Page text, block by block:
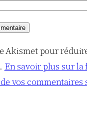
Akismet pour
En savoir plus sur
vos commentaires